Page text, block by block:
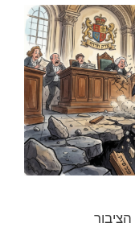
הציבור